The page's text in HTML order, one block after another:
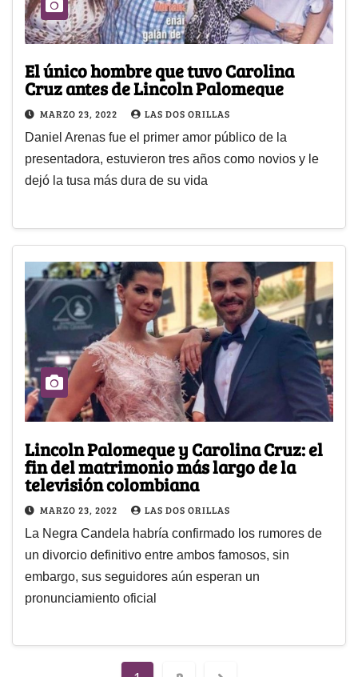
El único hombre que tuvo Carolina
Cruz antes de Lincoln Palomeque
MARZO 23, 2022 LAS DOS ORILLAS
Daniel Arenas fue el primer amor público de la
presentadora, estuvieron tres años como novios y le
dejó la tusa más dura de su vida
Lincoln Palomeque y Carolina Cruz: el
fin del matrimonio más largo de la
televisión colombiana
MARZO 23, 2022 LAS DOS ORILLAS
La Negra Candela habría confirmado los rumores de
un divorcio definitivo entre ambos famosos, sin
embargo, sus seguidores aún esperan un
pronunciamiento oficial